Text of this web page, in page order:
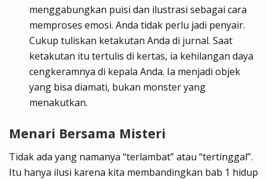
menggabungkan puisi dan ilustrasi sebagai cara
memproses emosi. Anda tidak perlu jadi penyair.
Cukup tuliskan ketakutan Anda di jurnal. Saat
ketakutan itu tertulis di kertas, ia kehilangan daya
cengkeramnya di kepala Anda. Ia menjadi objek
yang bisa diamati, bukan monster yang
menakutkan.
Menari Bersama Misteri
Tidak ada yang namanya “terlambat” atau “tertinggal”.
Itu hanya ilusi karena kita membandingkan bab 1 hidup